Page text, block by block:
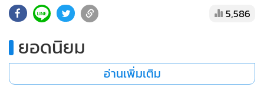
• News1
5,586
ยอดนิยม
อ่านเพิ่มเติม